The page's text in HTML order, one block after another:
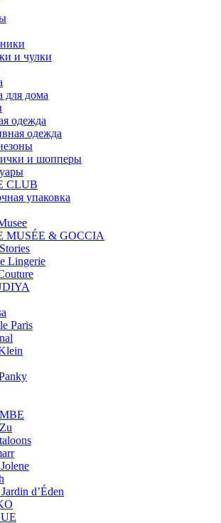
и чулки
для дома
одежда
одежда
и шопперы
CLUB
упаковка
MUSÉE & GOCCIA
Lingerie
Paris
d’Éden